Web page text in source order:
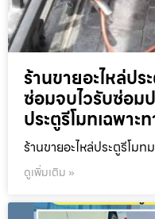
ร้านขายอะไหล่ป
ซ่อมจบไวรับซ่อม
ประตูรีโมทเฉพาะ
ร้านขายอะไหล่ประตูรีโม
ดูเพิ่มเติม »